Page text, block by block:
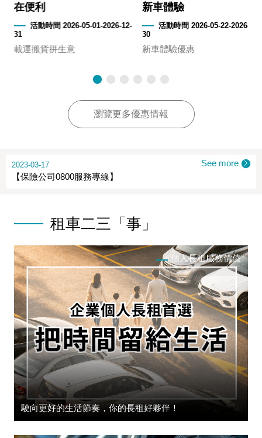
在便利
活動時間 2026-05-01-2026-12-
31
載運搬貨拼生意
新車體驗
活動時間 2026-05-22-2026-09-
30
新車體驗優惠
瀏覽更多優惠情報
2023-03-17
【保險公司0800服務專線】
See more
租車二三「事」
個人長租服務價值
駛向更好的生活節奏，你的長租好夥伴！